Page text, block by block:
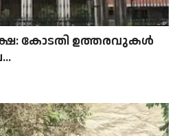
കോടതി ഉത്തരവുകൾ